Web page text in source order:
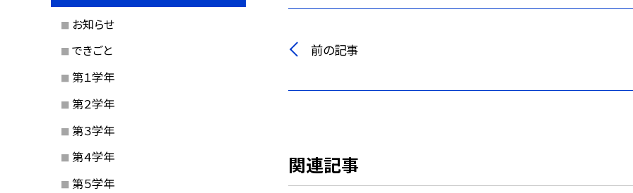
前の記事
関連記事
お知らせ
できごと
第１学年
第２学年
第３学年
第４学年
第５学年